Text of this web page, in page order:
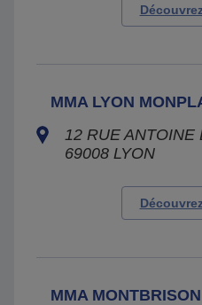
MMA LYON
12 RUE ANTOINE
69008 LYON
MMA MONTBRISON